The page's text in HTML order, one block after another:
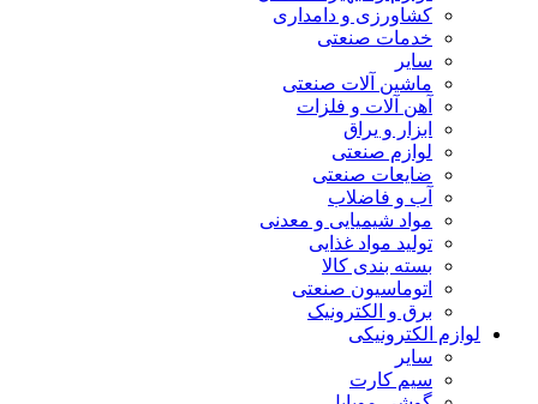
کشاورزی و دامداری
خدمات صنعتی
سایر
ماشین آلات صنعتی
آهن آلات و فلزات
ابزار و یراق
لوازم صنعتی
ضایعات صنعتی
آب و فاضلاب
مواد شیمیایی و معدنی
تولید مواد غذایی
بسته بندی کالا
اتوماسیون صنعتی
برق و الکترونیک
لوازم الکترونیکی
سایر
سیم کارت